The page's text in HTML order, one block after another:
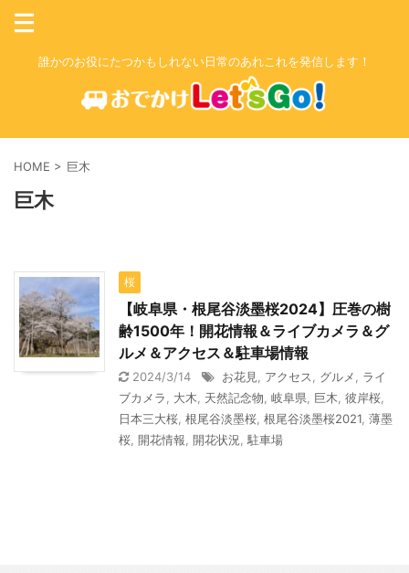
誰かのお役にたつかもしれない日常のあれこれを発信します！
HOME > 巨木
巨木
桜
【岐阜県・根尾谷淡墨桜2024】圧巻の樹
齢1500年！開花情報＆ライブカメラ＆グ
ルメ＆アクセス＆駐車場情報
2024/3/14 お花見 アクセス グルメ
ライ
ブカメラ
大木 天然記念物 岐阜県 巨木 彼岸桜
日本三大桜 根尾谷淡墨桜 根尾谷淡墨桜2021 薄墨
桜 開花情報 開花状況 駐車場